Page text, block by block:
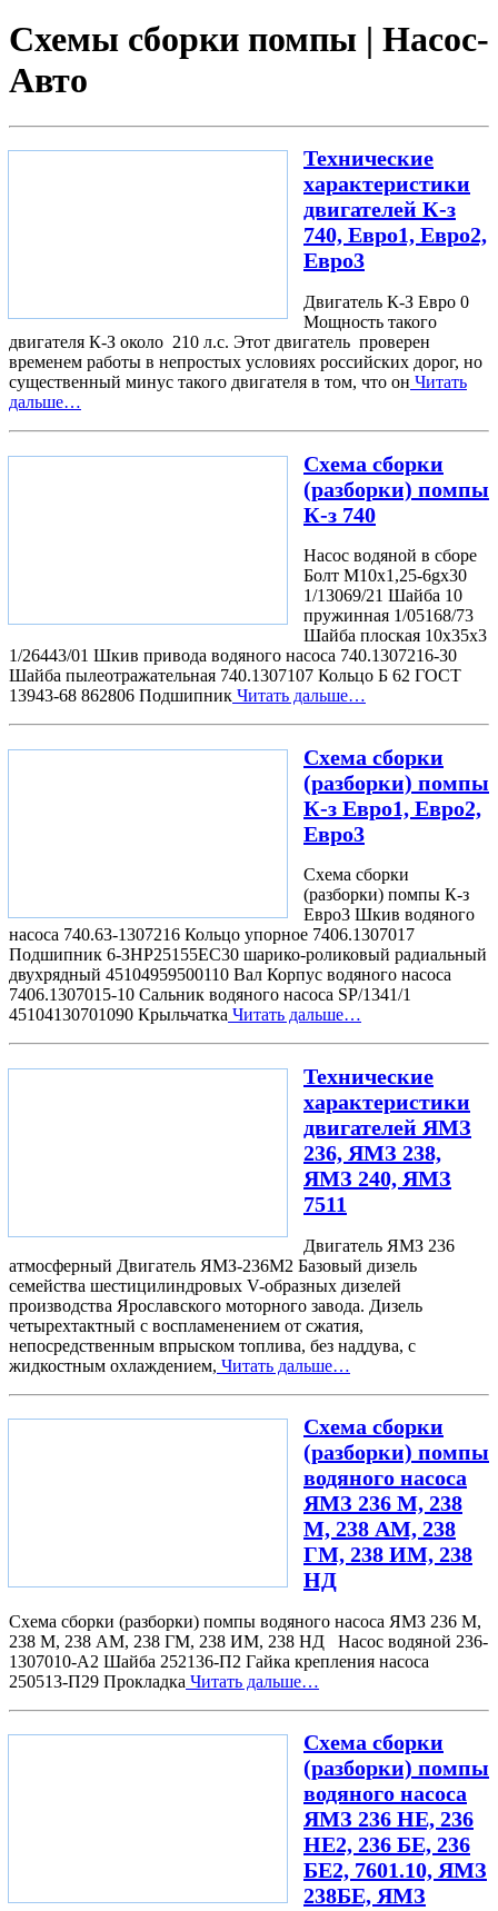
Схемы сборки помпы | Насос-
Авто
Технические
характеристики
двигателей К-з
740, Евро1, Евро2,
Евро3
Двигатель К-З Евро 0
Мощность такого
двигателя К-З около 210 л.с. Этот двигатель проверен
временем работы в непростых условиях российских дорог, но
существенный минус такого двигателя в том, что он Читать
дальше…
Схема сборки
(разборки) помпы
К-з 740
Насос водяной в сборе
Болт М10х1,25-6gх30
1/13069/21 Шайба 10
пружинная 1/05168/73
Шайба плоская 10х35х3
1/26443/01 Шкив привода водяного насоса 740.1307216-30
Шайба пылеотражательная 740.1307107 Кольцо Б 62 ГОСТ
13943-68 862806 Подшипник Читать дальше…
Схема сборки
(разборки) помпы
К-з Евро1, Евро2,
Евро3
Схема сборки
(разборки) помпы К-з
Евро3 Шкив водяного
насоса 740.63-1307216 Кольцо упорное 7406.1307017
Подшипник 6-ЗНР25155ЕС30 шарико-роликовый радиальный
двухрядный 45104959500110 Вал Корпус водяного насоса
7406.1307015-10 Сальник водяного насоса SP/1341/1
45104130701090 Крыльчатка Читать дальше…
Технические
характеристики
двигателей ЯМЗ
236, ЯМЗ 238,
ЯМЗ 240, ЯМЗ
7511
Двигатель ЯМЗ 236
атмосферный Двигатель ЯМЗ-236М2 Базовый дизель
семейства шестицилиндровых V-образных дизелей
производства Ярославского моторного завода. Дизель
четырехтактный с воспламенением от сжатия,
непосредственным впрыском топлива, без наддува, с
жидкостным охлаждением, Читать дальше…
Схема сборки
(разборки) помпы
водяного насоса
ЯМЗ 236 М, 238
М, 238 АМ, 238
ГМ, 238 ИМ, 238
НД
Схема сборки (разборки) помпы водяного насоса ЯМЗ 236 М,
238 М, 238 АМ, 238 ГМ, 238 ИМ, 238 НД Насос водяной 236-
1307010-А2 Шайба 252136-П2 Гайка крепления насоса
250513-П29 Прокладка Читать дальше…
Схема сборки
(разборки) помпы
водяного насоса
ЯМЗ 236 НЕ, 236
НЕ2, 236 БЕ, 236
БЕ2, 7601.10, ЯМЗ
238БЕ, ЯМЗ